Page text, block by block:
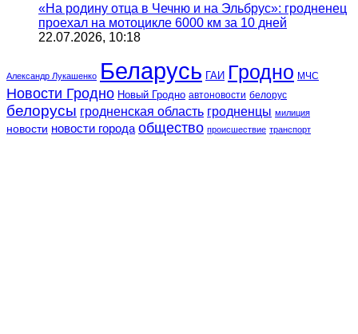
«На родину отца в Чечню и на Эльбрус»: гродненец
проехал на мотоцикле 6000 км за 10 дней
22.07.2026, 10:18
Александр Лукашенко Беларусь ГАИ Гродно МЧС
Новости Гродно Новый Гродно автоновости белорус
белорусы гродненская область гродненцы милиция
новости новости города общество происшествие транспорт